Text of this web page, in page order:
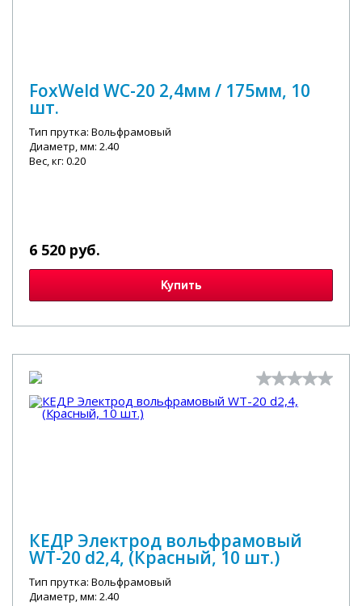
FoxWeld WС-20 2,4мм / 175мм, 10
шт.
Тип прутка: Вольфрамовый
Диаметр, мм: 2.40
Вес, кг: 0.20
6 520 руб.
Купить
КЕДР Электрод вольфрамовый
WT-20 d2,4, (Красный, 10 шт.)
Тип прутка: Вольфрамовый
Диаметр, мм: 2.40